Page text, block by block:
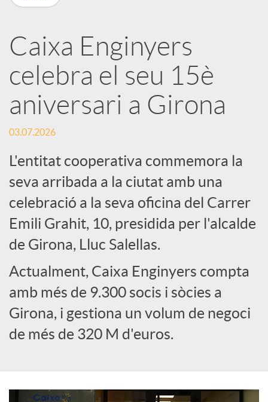
a
r
x
e
s
S
o
c
Caixa Enginyers
celebra el seu 15è
aniversari a Girona
03.07.2026
L'entitat cooperativa commemora la
seva arribada a la ciutat amb una
celebració a la seva oficina del Carrer
Emili Grahit, 10, presidida per l'alcalde
de Girona, Lluc Salellas.
Actualment, Caixa Enginyers compta
amb més de 9.300 socis i sòcies a
Girona, i gestiona un volum de negoci
de més de 320 M d'euros.